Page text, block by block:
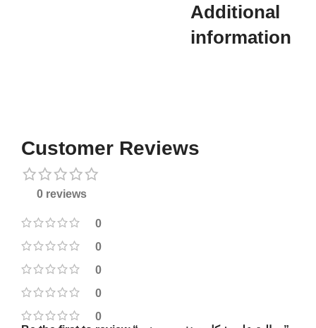
Additional
information​
Customer Reviews
0 reviews
0
0
0
0
0